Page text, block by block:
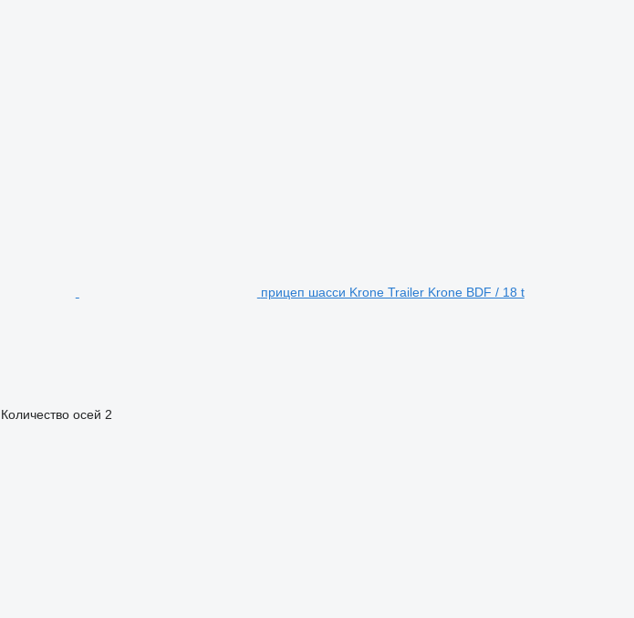
прицеп шасси Krone Trailer Krone BDF / 18 t
Количество осей 2